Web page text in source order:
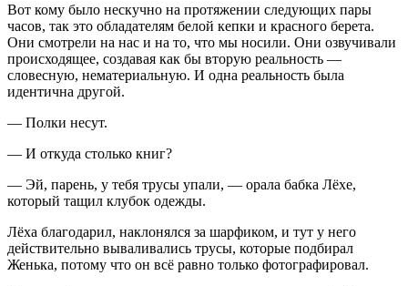
Вот кому было нескучно на протяжении следующих пары
часов, так это обладателям белой кепки и красного берета.
Они смотрели на нас и на то, что мы носили. Они озвучивали
происходящее, создавая как бы вторую реальность ―
словесную, нематериальную. И одна реальность была
идентична другой.
― Полки несут.
― И откуда столько книг?
― Эй, парень, у тебя трусы упали, ― орала бабка Лёхе,
который тащил клубок одежды.
Лёха благодарил, наклонялся за шарфиком, и тут у него
действительно вываливались трусы, которые подбирал
Женька, потому что он всё равно только фотографировал.